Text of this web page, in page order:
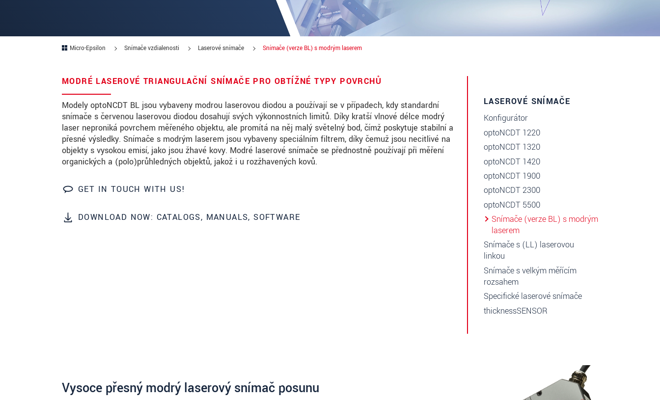
Micro-Epsilon Snímače vzdialenosti Laserové snímače Snímače (verze BL) s modrým laserem
MODRÉ LASEROVÉ TRIANGULAČNÍ SNÍMAČE PRO OBTÍŽNÉ TYPY POVRCHŮ
Modely optoNCDT BL jsou vybaveny modrou laserovou diodou a používají se v případech, kdy standardní
snímače s červenou laserovou diodou dosahují svých výkonnostních limitů. Díky kratší vlnové délce modrý
laser neproniká povrchem měřeného objektu, ale promítá na něj malý světelný bod, čímž poskytuje stabilní a
přesné výsledky. Snímače s modrým laserem jsou vybaveny speciálním filtrem, díky čemuž jsou necitlivé na
objekty s vysokou emisí, jako jsou žhavé kovy. Modré laserové snímače se přednostně používají při měření
organických a (polo)průhledných objektů, jakož i u rozžhavených kovů.
GET IN TOUCH WITH US!
DOWNLOAD NOW: CATALOGS, MANUALS, SOFTWARE
LASEROVÉ SNÍMAČE
Konfigurátor
optoNCDT 1220
optoNCDT 1320
optoNCDT 1420
optoNCDT 1900
optoNCDT 2300
optoNCDT 5500
Snímače (verze BL) s modrým
laserem
Snímače s (LL) laserovou
linkou
Snímače s velkým měřícím
rozsahem
Specifické laserové snímače
thicknessSENSOR
Vysoce přesný modrý laserový snímač posunu
Ulica
Mesto*
Krajina*
Telefon
E-Mail*
Please keep me informed about product innovations by e-mail.